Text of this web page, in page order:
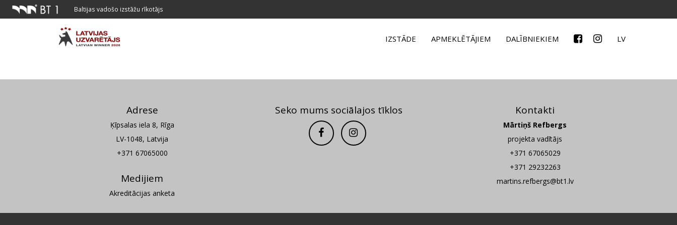
Baltijas vadošo izstāžu rīkotājs
IZSTĀDE APMEKLĒTĀJIEM DALĪBNIEKIEM LV
Adrese
Ķīpsalas iela 8, Rīga
LV-1048, Latvija
+371 67065000
Medijiem
Akreditācijas anketa
Seko mums sociālajos tīklos Kontakti
Mārtiņš Refbergs
projekta vadītājs
+371 67065029
+371 29232263
martins.refbergs@bt1.lv